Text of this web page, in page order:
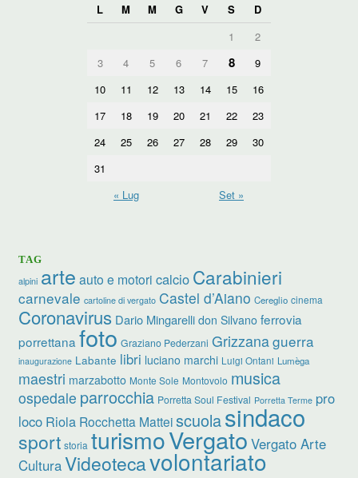
L
M M G V S
D
1
2
3
4 5 6 7 8
9
10
11 12 13 14 15
16
17
18 19 20 21 22
23
24
25 26 27 28 29
30
31
« Lug
Set »
TAG
alpini arte auto e motori calcio Carabinieri
carnevale cartoline di vergato Castel d’Aiano Cereglio cinema
Coronavirus Dario Mingarelli don Silvano ferrovia
porrettana foto Graziano Pederzani Grizzanaguerra
inaugurazione Labante libri luciano marchi Luigi Ontani Lumèga
maestri marzabotto Monte Sole Montovolo musica
ospedale parrocchia Porretta Soul Festival Porretta Terme pro
loco Riola Rocchetta Matteiscuolasindaco
sport storia turismoVergato Vergato Arte
CulturaVideotecavolontariato